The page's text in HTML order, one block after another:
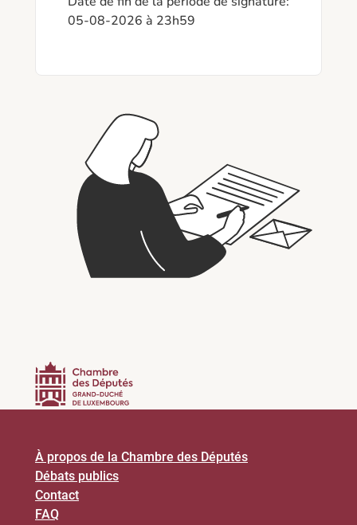
05-08-2026 à 23h59
À propos de la Chambre des Députés
Débats publics
Contact
FAQ